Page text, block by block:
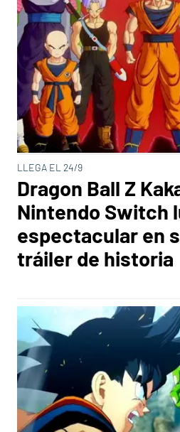
LLEGA EL 24/9
Dragon Ball Z
Nintendo Switch
espectacular en
tráiler de historia